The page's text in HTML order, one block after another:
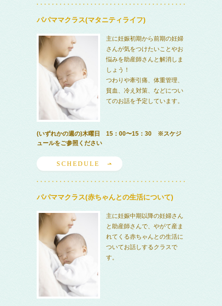
パパママクラス(マタニティライフ)
主に妊娠初期から前期の妊婦
さんが気をつけたいことやお
悩みを助産師さんと解消しま
しょう！
つわりや牽引痛、体重管理、
貧血、冷え対策、などについ
てのお話を予定しています。
(いずれかの週の)木曜日 15：00〜15：30 ※スケジ
ュールをご参照ください
SCHEDULE
パパママクラス(赤ちゃんとの生活について)
主に妊娠中期以降の妊婦さん
と助産師さんで、やがて産ま
れてくる赤ちゃんとの生活に
ついてお話しするクラスで
す。